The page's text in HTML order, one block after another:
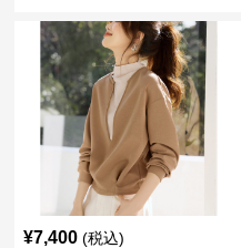
¥7,400 (税込)